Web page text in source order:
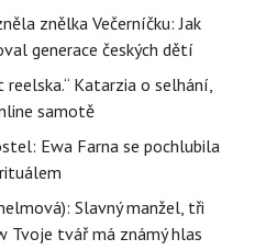
znělka Večerníčku: Jak
generace českých dětí
reelska.“ Katarzia o selhání,
samotě
Ewa Farna se pochlubila
Slavný manžel, tři
Tvoje tvář má známý hlas